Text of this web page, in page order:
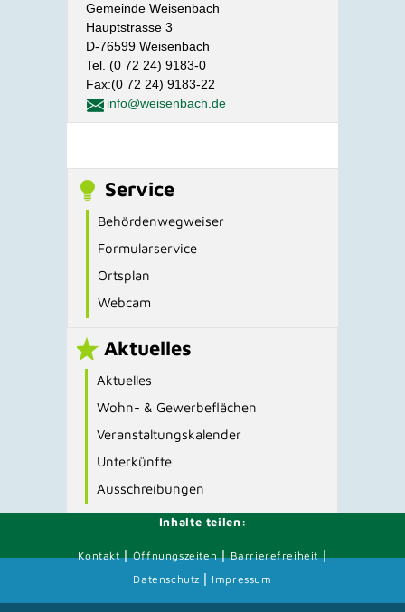
Gemeinde Weisenbach
Hauptstrasse 3
D-76599 Weisenbach
Tel. (0 72 24) 9183-0
Fax:(0 72 24) 9183-22
info@weisenbach.de
Service
Behördenwegweiser
Formularservice
Ortsplan
Webcam
Aktuelles
Aktuelles
Wohn- & Gewerbeflächen
Veranstaltungskalender
Unterkünfte
Ausschreibungen
Inhalte teilen:
Kontakt|Öffnungszeiten|Barrierefreiheit|
Datenschutz | Impressum